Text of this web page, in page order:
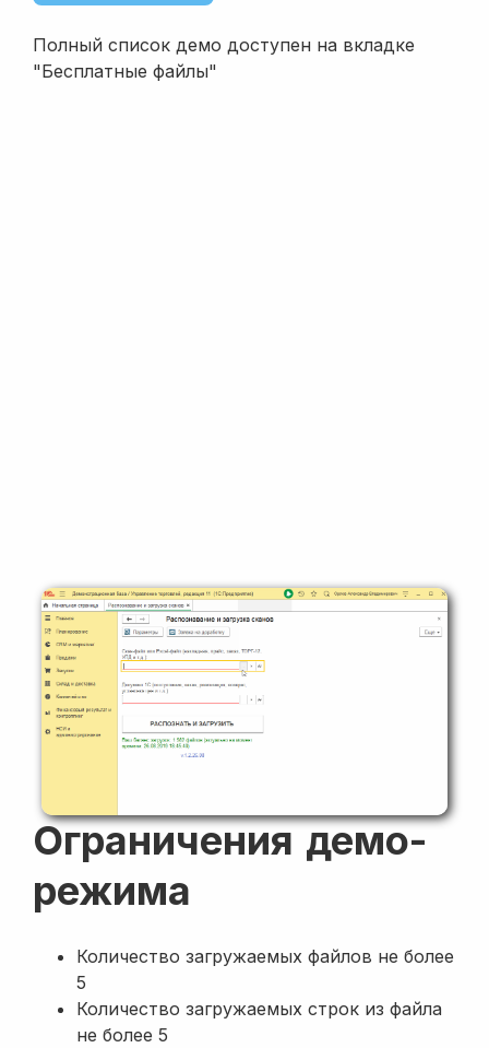
Полный список демо доступен на вкладке
"Бесплатные файлы"
Ограничения демо-
режима
Количество загружаемых файлов не более
5
Количество загружаемых строк из файла
не более 5